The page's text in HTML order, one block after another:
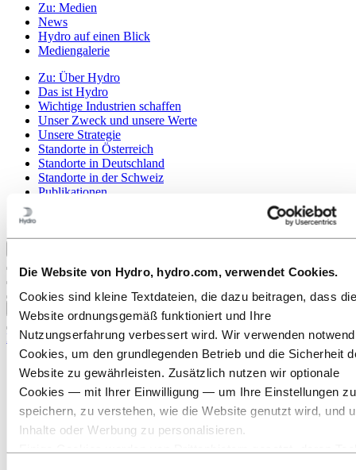
Die Website von Hydro, hydro.com, verwendet Cookies.
Cookies sind kleine Textdateien, die dazu beitragen, dass die
Website ordnungsgemäß funktioniert und Ihre
Nutzungserfahrung verbessert wird. Wir verwenden
Cookies, um den grundlegenden Betrieb und die Sicherheit
Website zu gewährleisten. Zusätzlich nutzen wir optionale
Cookies — mit Ihrer Einwilligung — um Ihre Einstellungen zu
speichern, zu verstehen, wie die Website genutzt wird, und
Inhalte oder Werbung zu personalisieren.
Zu: Medien
News
Hydro auf einen Blick
Mediengalerie
Zu: Über Hydro
Das ist Hydro
Wichtige Industrien schaffen
Unser Zweck und unsere Werte
Unsere Strategie
Standorte in Österreich
Standorte in Deutschland
Standorte in der Schweiz
Publikationen
Schließen
Karriere
Ausbildung bei Hydro
Studierende und Absolventen
Arbeiten bei Hydro
Kommunikation
Ingenieurwesen